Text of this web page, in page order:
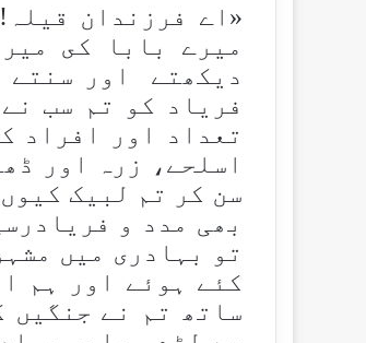
«اے فرزندان
میرے بابا كى
دیكھتے اور سنتے
فریاد کو تم سب
تعداد اور افراد
اسلحے، زرہ اور
سن کر تم لبیک
بھی مدد و
تو بہادرى میں
کئے ہوئے اور ہم
ساتھ تم نے جنگیں